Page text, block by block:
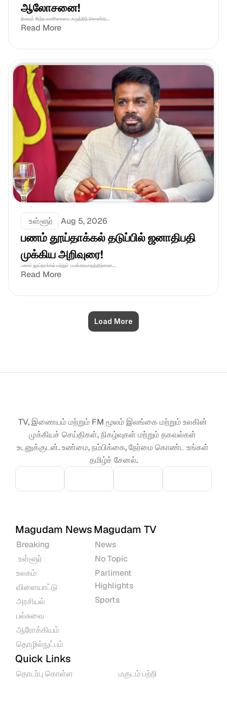
ஆலோசனை!
நிலவும் சீரற்ற வானிலையை கருத்திற் கொண்டு....
Read More
உள்ளூர் Aug 5, 2026
பணம் தூய்தாக்கல் தடுப்பில் ஜனாதிபதி
முக்கிய அறிவுரை!
பணம் தூய்தாக்கல் மற்றும்  பயங்கரவாதத்திற்கான....
Read More
Load More
TV, இணையம் மற்றும் FM மூலம் இலங்கை மற்றும் உலகின்
முக்கியச் செய்திகள், நிகழ்வுகள் மற்றும் தகவல்கள்
உடனுக்குடன். உண்மை, நம்பிக்கை, நேர்மை கொண்ட உங்கள்
தமிழ்ச் சேனல்.
Magudam News
Breaking
உள்ளூர்
உலகம்
விளையாட்டு
அரசியல்
பல்சுவை
ஆரோக்கியம்
தொழில்நுட்பம்
Magudam TV
News
No Topic
Parliment
Highlights
Sports
Quick Links
தொடர்பு கொள்ள மகுடம் பற்றி